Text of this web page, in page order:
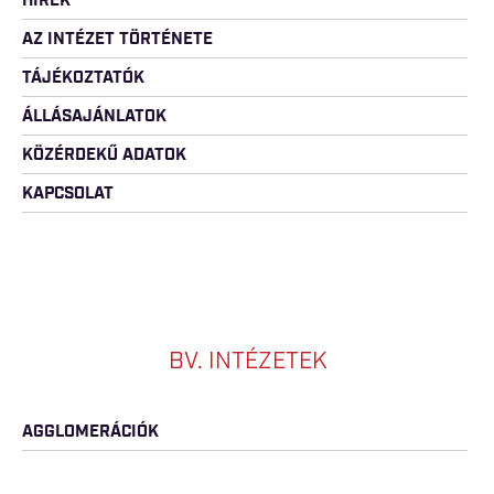
AZ INTÉZET TÖRTÉNETE
TÁJÉKOZTATÓK
ÁLLÁSAJÁNLATOK
KÖZÉRDEKŰ ADATOK
KAPCSOLAT
BV. INTÉZETEK
AGGLOMERÁCIÓK